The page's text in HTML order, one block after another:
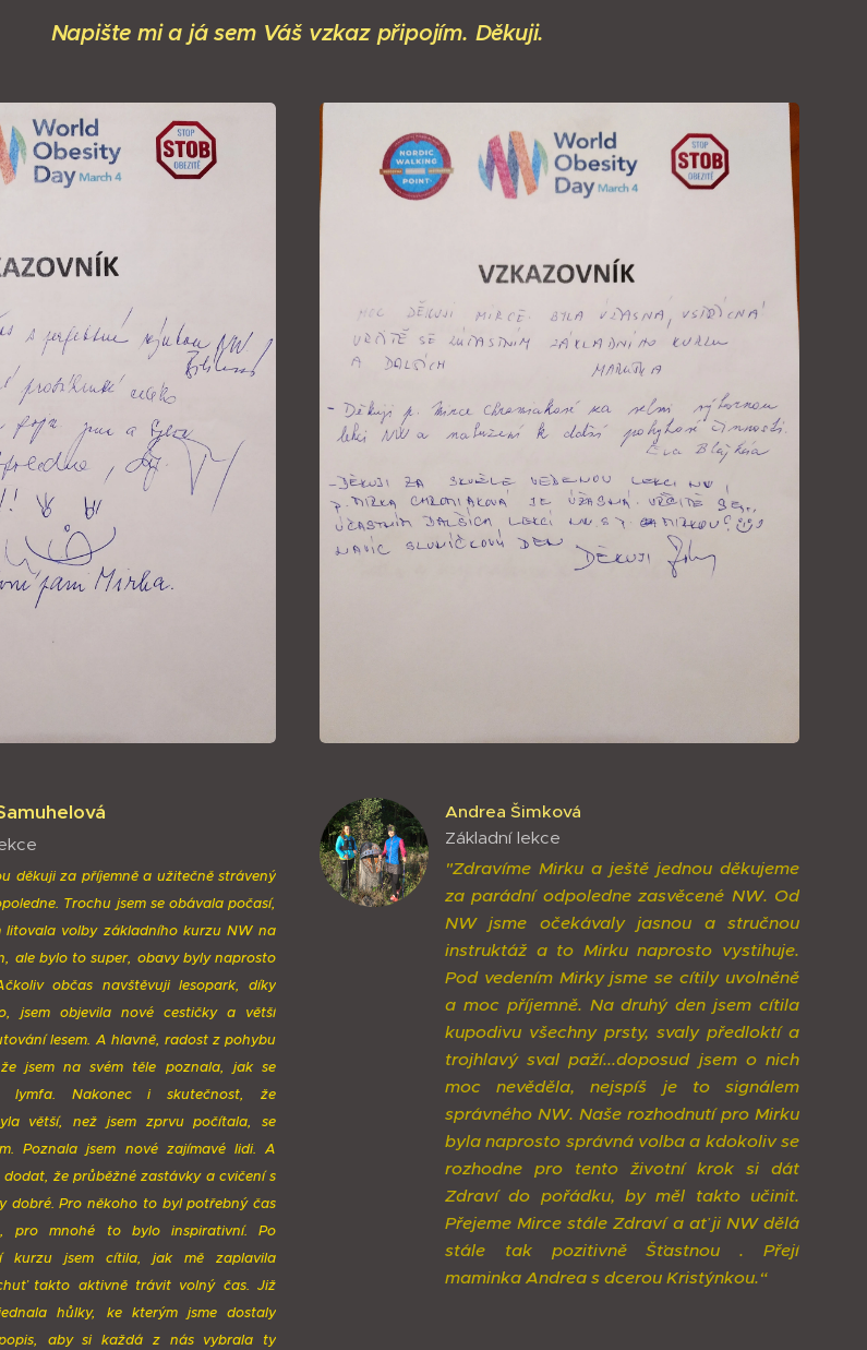
Napište mi a já sem Váš vzkaz připojím. Děkuji.
děkuji za příjemně a užitečně strávený
Trochu jsem se obávala počasí,
litovala volby základního kurzu NW na
ale bylo to super, obavy byly naprosto
občas navštěvuji lesopark, díky
jsem objevila nové cestičky a větší
lesem. A hlavně, radost z pohybu
jsem na svém těle poznala, jak se
lymfa. Nakonec i skutečnost, že
větší, než jsem zprvu počítala, se
Poznala jsem nové zajímavé lidi. A
dodat, že průběžné zastávky a cvičení s
dobré. Pro někoho to byl potřebný čas
pro mnohé to bylo inspirativní. Po
kurzu jsem cítila, jak mě zaplavila
takto aktivně trávit volný čas. Již
hůlky, ke kterým jsme dostaly
aby si každá z nás vybrala ty
Andrea Šimková
Základní lekce
"Zdravíme Mirku a ještě jednou děkujeme
za parádní odpoledne zasvěcené NW. Od
NW jsme očekávaly jasnou a stručnou
instruktáž a to Mirku naprosto vystihuje.
Pod vedením Mirky jsme se cítily uvolněně
a moc příjemně. Na druhý den jsem cítila
kupodivu všechny prsty, svaly předloktí a
trojhlavý sval paží...doposud jsem o nich
moc nevěděla, nejspíš je to signálem
správného NW. Naše rozhodnutí pro Mirku
byla naprosto správná volba a kdokoliv se
rozhodne pro tento životní krok si dát
Zdraví do pořádku, by měl takto učinit.
Přejeme Mirce stále Zdraví a ať ji NW dělá
stále tak pozitivně Šťastnou . Přejí
maminka Andrea s dcerou Kristýnkou.“